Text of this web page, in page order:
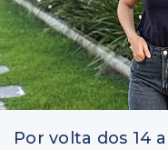
Por volta dos 14